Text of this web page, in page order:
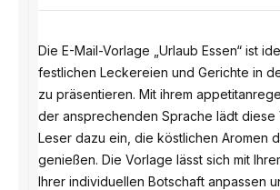
Die E-Mail-Vorlage „Urlaub Essen“ ist
festlichen Leckereien und Gerichte in
zu präsentieren. Mit ihrem
der ansprechenden Sprache lädt diese
Leser dazu ein, die köstlichen Aromen
genießen. Die Vorlage lässt sich mit
Ihrer individuellen Botschaft anpassen